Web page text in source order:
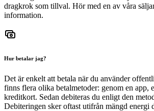
dragkrok som tillval. Hör med en av våra
information.
Hur betalar jag?
Det är enkelt att betala när du använder
finns flera olika betalmetoder: genom en app,
kreditkort. Sedan debiteras du enligt den
Debiteringen sker oftast utifrån mängd energi